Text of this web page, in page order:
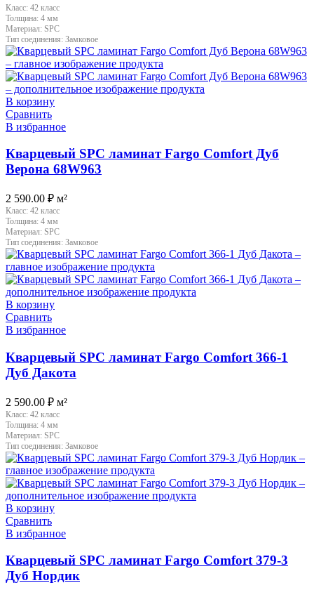
Класс: 42 класс
Толщина: 4 мм
Материал: SPC
Тип соединения: Замковое
В корзину
Сравнить
В избранное
Кварцевый SPC ламинат Fargo Comfort Дуб
Верона 68W963
2 590.00 ₽ м²
Класс: 42 класс
Толщина: 4 мм
Материал: SPC
Тип соединения: Замковое
В корзину
Сравнить
В избранное
Кварцевый SPC ламинат Fargo Comfort 366-1
Дуб Дакота
2 590.00 ₽ м²
Класс: 42 класс
Толщина: 4 мм
Материал: SPC
Тип соединения: Замковое
В корзину
Сравнить
В избранное
Кварцевый SPC ламинат Fargo Comfort 379-3
Дуб Нордик